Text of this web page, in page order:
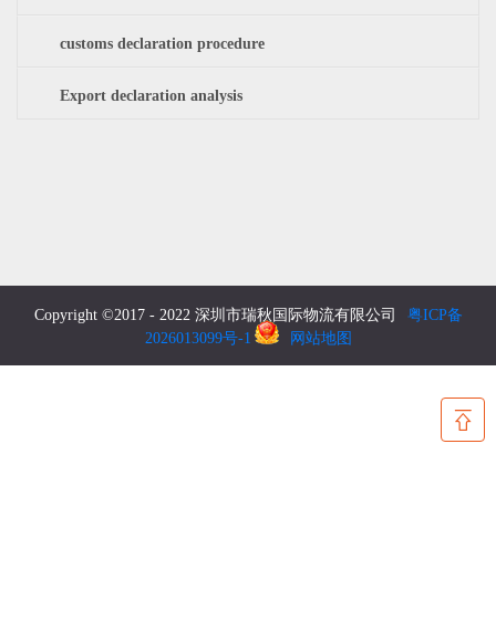
customs declaration procedure
Export declaration analysis
Copyright ©2017 - 2022 深圳市瑞秋国际物流有限公司
粤ICP备
2026013099号-1
网站地图